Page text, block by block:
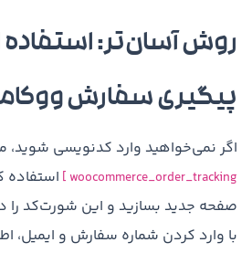
روش آسان‌تر: استفاده
پیگیری سفارش
اگر نمی‌خواهید وارد کدنویسی شوید،
woocommerce_order_tracking ]
صفحه جدید بسازید و این شورت‌کد را
با وارد کردن شماره سفارش و ایمیل،